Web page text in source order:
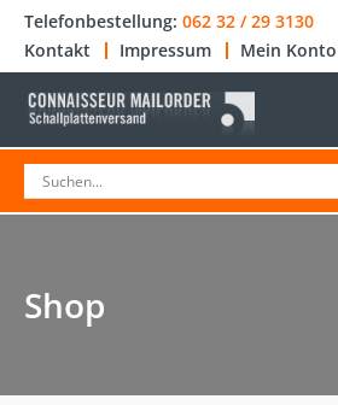
Telefonbestellung: 062 32 / 29 3130
Kontakt
Impressum Mein Konto
Shop